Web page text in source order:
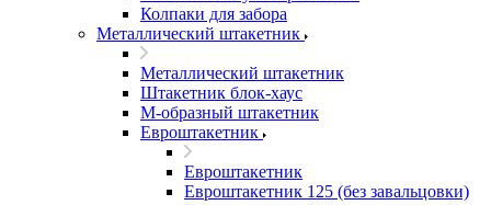
Колпаки для забора
Металлический штакетник
Металлический штакетник
Штакетник блок-хаус
М-образный штакетник
Евроштакетник
Евроштакетник
Евроштакетник 125 (без завальцовки)